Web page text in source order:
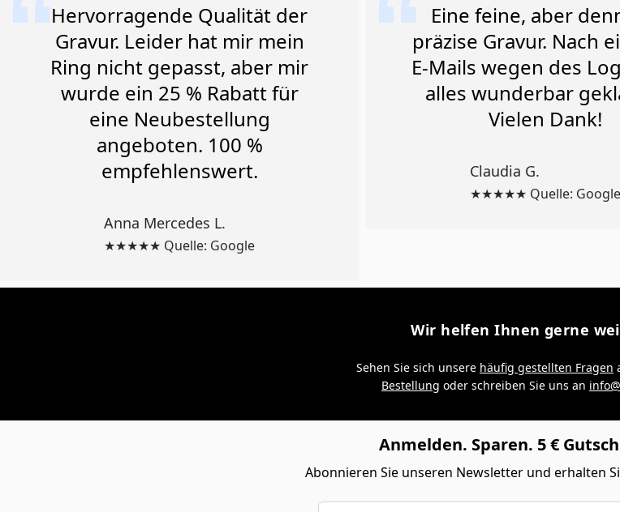
Hervorragende Qualität der
Gravur. Leider hat mir mein
Ring nicht gepasst, aber mir
wurde ein 25 % Rabatt für
eine Neubestellung
angeboten. 100 %
empfehlenswert.
Anna Mercedes L.
★★★★★ Quelle: Google
Eine feine, aber
präzise Gravur. Nach
E-Mails wegen des
alles wunderbar
Vielen Dank!
Claudia G.
★★★★★ Quelle: Google
Wir helfen Ihnen gerne
Sehen Sie sich unsere häufig gestellten Fragen
Bestellung oder schreiben Sie uns an
Anmelden. Sparen. 5 €
Abonnieren Sie unseren Newsletter und erhalten